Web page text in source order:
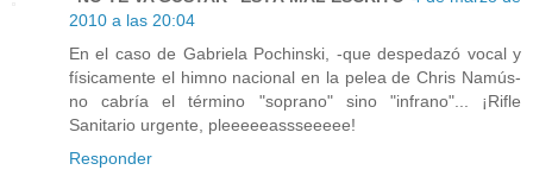
2010 a las 20:04
En el caso de Gabriela Pochinski, -que despedazó vocal y
físicamente el himno nacional en la pelea de Chris Namús-
no cabría el término "soprano" sino "infrano"... ¡Rifle
Sanitario urgente, pleeeeeassseeeee!
Responder